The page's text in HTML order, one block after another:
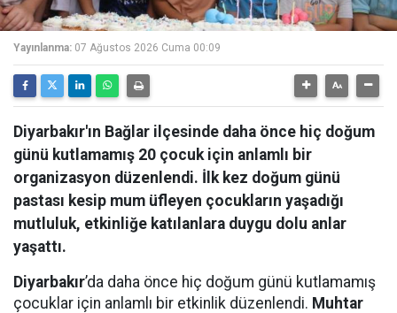
Yayınlanma: 07 Ağustos 2026 Cuma 00:09
Diyarbakır'ın Bağlar ilçesinde daha önce hiç doğum
günü kutlamamış 20 çocuk için anlamlı bir
organizasyon düzenlendi. İlk kez doğum günü
pastası kesip mum üfleyen çocukların yaşadığı
mutluluk, etkinliğe katılanlara duygu dolu anlar
yaşattı.
Diyarbakır’da daha önce hiç doğum günü kutlamamış
çocuklar için anlamlı bir etkinlik düzenlendi. Muhtar